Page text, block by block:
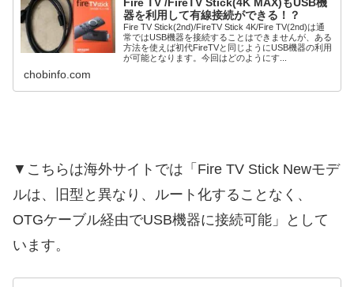
Fire TV /FireTV Stick(4K MAX)もUSB機
器を利用して有線接続ができる！？
Fire TV Stick(2nd)/FireTV Stick 4K/Fire TV(2nd)は通
常ではUSB機器を接続することはできませんが、ある
方法を使えば初代FireTVと同じようにUSB機器の利用
が可能となります。今回はどのようにす...
chobinfo.com
▼こちらは海外サイトでは「Fire TV Stick Newモデ
ルは、旧型と異なり、ルート化することなく、
OTGケーブル経由でUSB機器に接続可能」として
います。